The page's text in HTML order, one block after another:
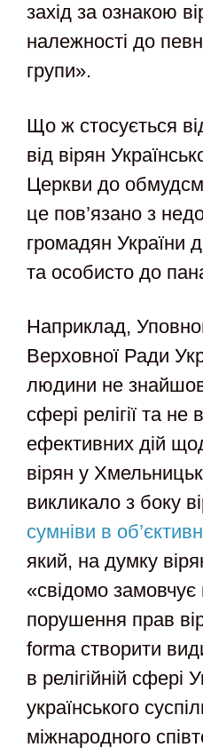
захід за ознакою
належності до
групи».
Що ж стосується
від вірян
Церкви до
це пов’язано з
громадян України
та особисто до
Наприклад,
Верховної Ради
людини не
сфері релігії та
ефективних дій
вірян у
викликало з боку
сумніви в
який, на думку
«свідомо
порушення прав
forma створити
в релігійній сфері
українського
міжнародного